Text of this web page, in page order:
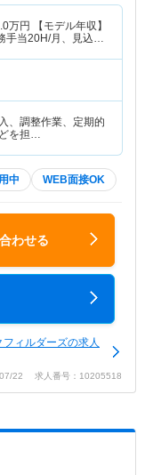
万円
【モデル年収】
、調整作業、定期的
を担…
中 WEB面接OK
わせる
ィルダーズの求人
22 求人番号：10205518